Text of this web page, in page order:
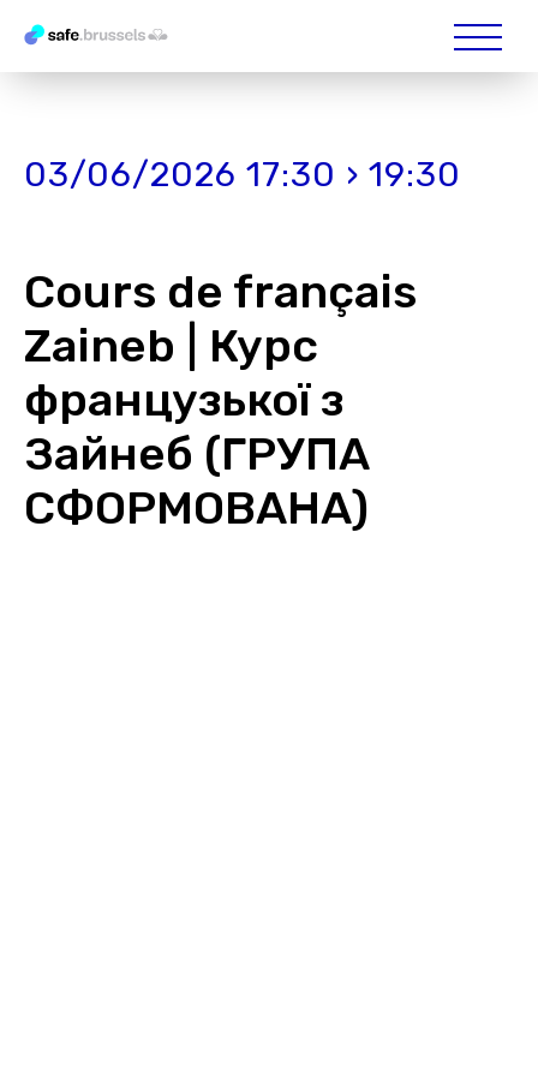
03/06/2026 17:30 › 19:30
Сours de français
Zaineb | Курс
французької з
Зайнеб (ГРУПА
СФОРМОВАНА)